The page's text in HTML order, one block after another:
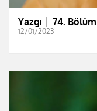
Yazgı │ 74. Bölüm
12/01/2023